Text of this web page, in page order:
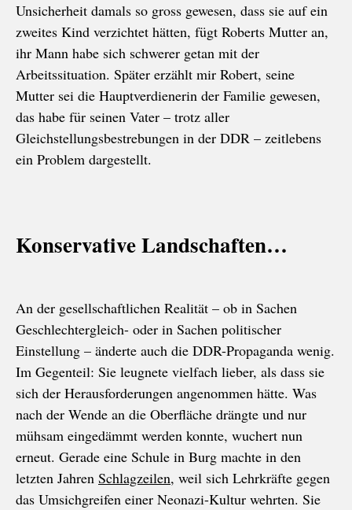
Unsicherheit damals so gross gewesen, dass sie auf ein
zweites Kind verzichtet hätten, fügt Roberts Mutter an,
ihr Mann habe sich schwerer getan mit der
Arbeitssituation. Später erzählt mir Robert, seine
Mutter sei die Hauptverdienerin der Familie gewesen,
das habe für seinen Vater – trotz aller
Gleichstellungsbestrebungen in der DDR – zeitlebens
ein Problem dargestellt.
Konservative Landschaften…
An der gesellschaftlichen Realität – ob in Sachen
Geschlechtergleich- oder in Sachen politischer
Einstellung – änderte auch die DDR-Propaganda wenig.
Im Gegenteil: Sie leugnete vielfach lieber, als dass sie
sich der Herausforderungen angenommen hätte. Was
nach der Wende an die Oberfläche drängte und nur
mühsam eingedämmt werden konnte, wuchert nun
erneut. Gerade eine Schule in Burg machte in den
letzten Jahren Schlagzeilen, weil sich Lehrkräfte gegen
das Umsichgreifen einer Neonazi-Kultur wehrten. Sie